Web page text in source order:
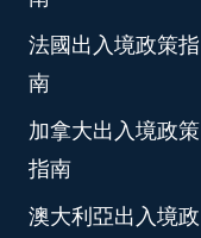
法國出入境政策指
南
加拿大出入境政策
指南
澳大利亞出入境政